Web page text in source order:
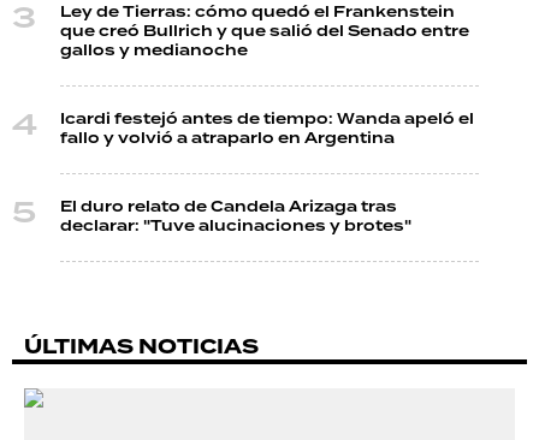
Ley de Tierras: cómo quedó el Frankenstein
que creó Bullrich y que salió del Senado entre
gallos y medianoche
Icardi festejó antes de tiempo: Wanda apeló el
fallo y volvió a atraparlo en Argentina
El duro relato de Candela Arizaga tras
declarar: "Tuve alucinaciones y brotes"
ÚLTIMAS NOTICIAS